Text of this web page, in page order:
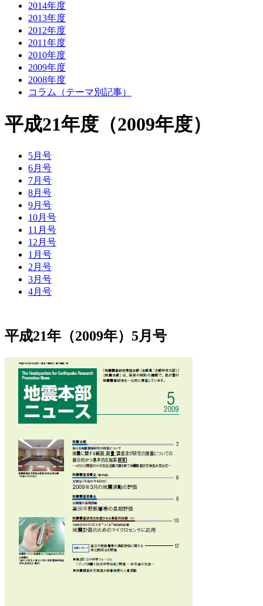
2014年度
2013年度
2012年度
2011年度
2010年度
2009年度
2008年度
コラム（テーマ別記事）
平成21年度（2009年度）
5月号
6月号
7月号
8月号
9月号
10月号
11月号
12月号
1月号
2月号
3月号
4月号
平成21年（2009年）5月号